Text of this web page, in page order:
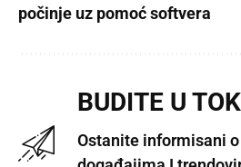
počinje uz pomoć softvera
BUDITE U
Ostanite informisani